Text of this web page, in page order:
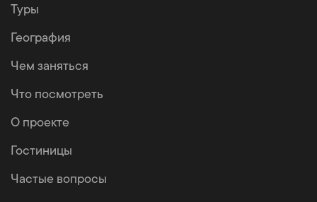
Туры
География
Чем заняться
Что посмотреть
О проекте
Гостиницы
Частые вопросы